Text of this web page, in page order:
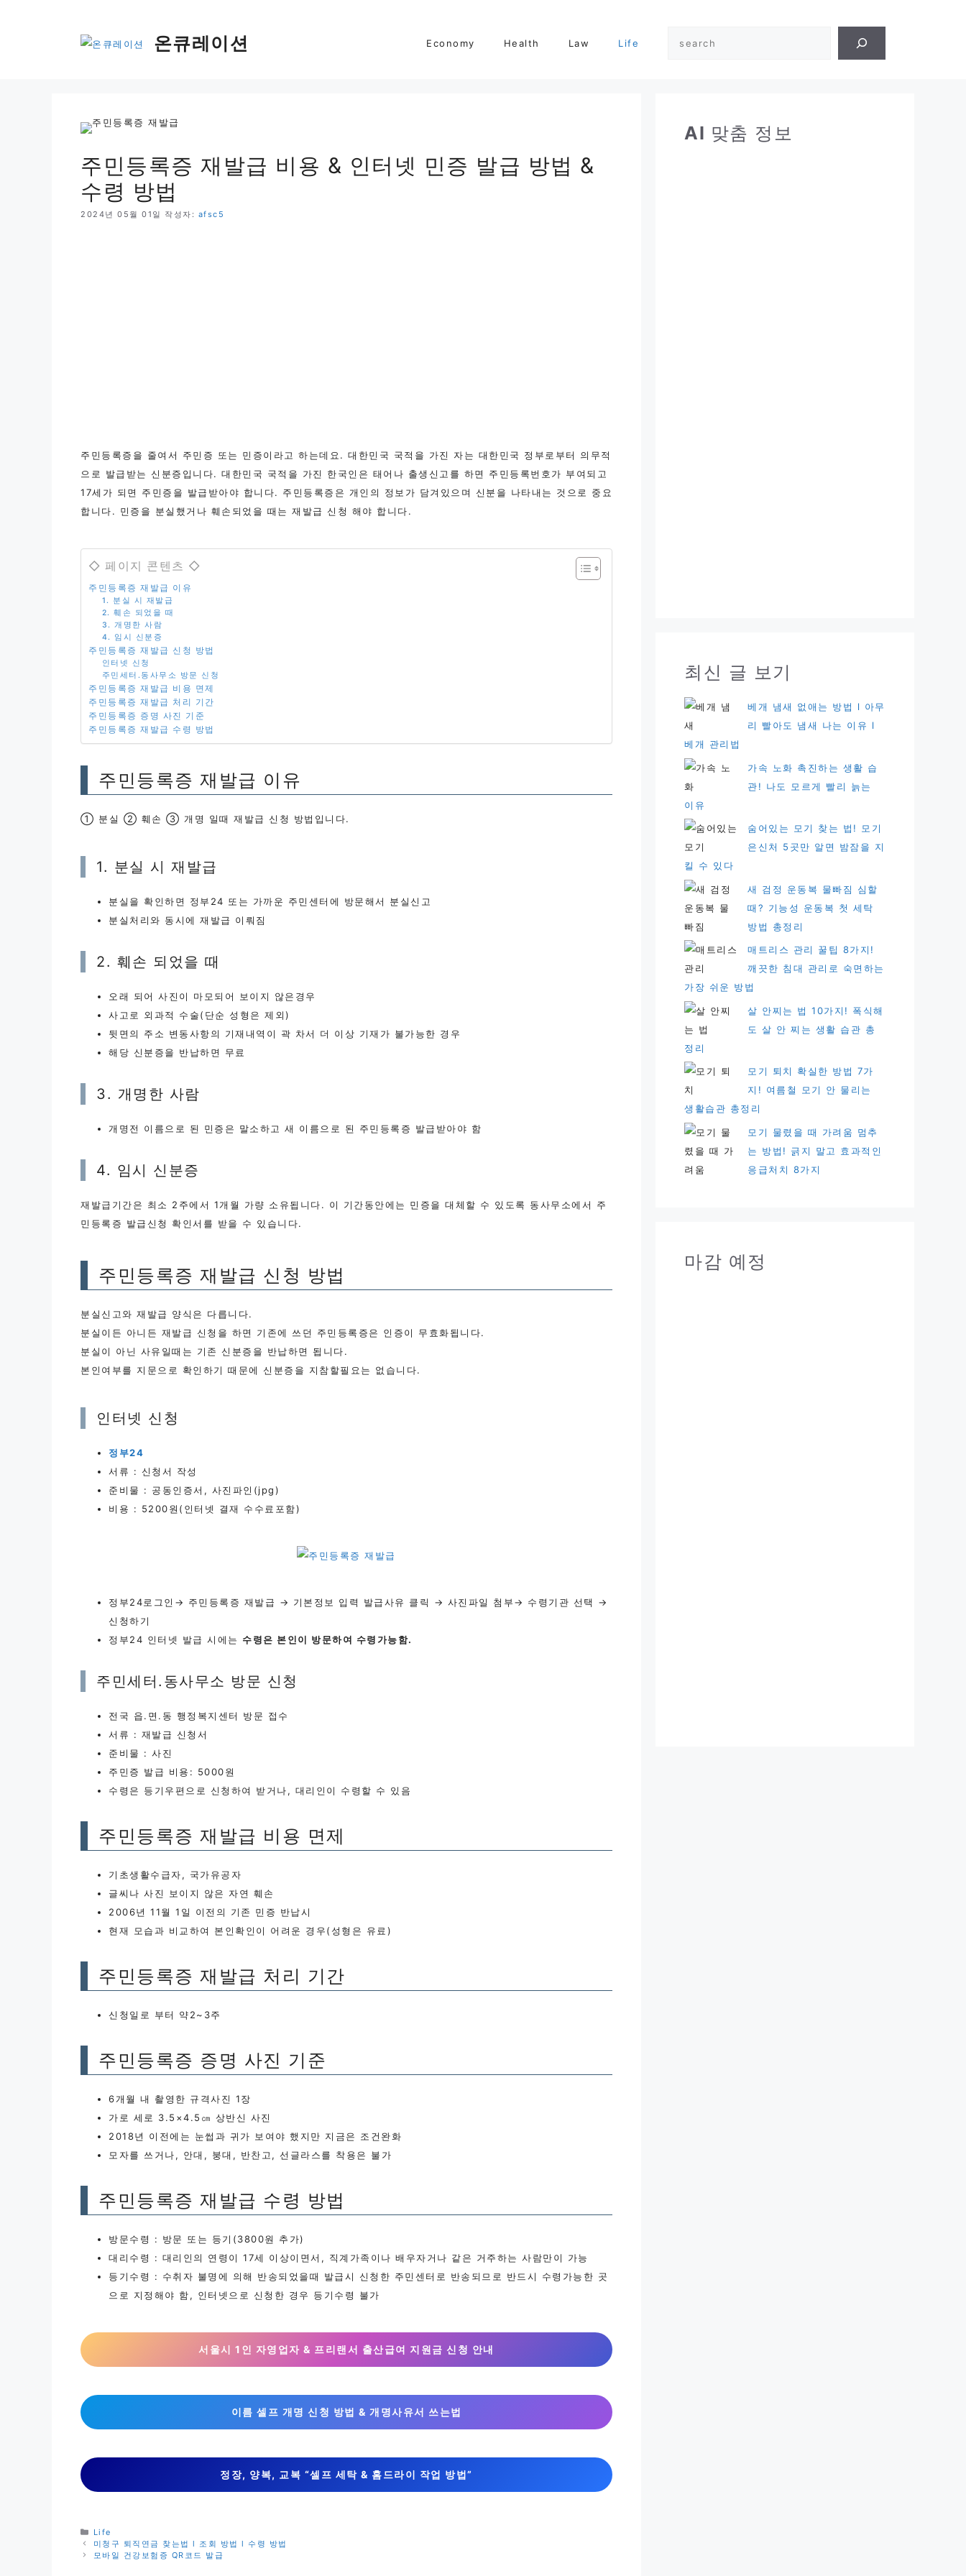
온큐레이션 Economy Health Law Life
주민등록증 재발급 비용 & 인터넷 민증 발급 방법 &
수령 방법
2024년 05월 01일 작성자: afsc5
주민등록증을 줄여서 주민증 또는 민증이라고 하는데요. 대한민국 국적을 가진 자는 대한민국 정부로부터 의무적
으로 발급받는 신분증입니다. 대한민국 국적을 가진 한국인은 태어나 출생신고를 하면 주민등록번호가 부여되고
17세가 되면 주민증을 발급받아야 합니다. 주민등록증은 개인의 정보가 담겨있으며 신분을 나타내는 것으로 중요
합니다. 민증을 분실했거나 훼손되었을 때는 재발급 신청 해야 합니다.
◇ 페이지 콘텐츠 ◇
주민등록증 재발급 이유
1. 분실 시 재발급
2. 훼손 되었을 때
3. 개명한 사람
4. 임시 신분증
주민등록증 재발급 신청 방법
인터넷 신청
주민세터.동사무소 방문 신청
주민등록증 재발급 비용 면제
주민등록증 재발급 처리 기간
주민등록증 증명 사진 기준
주민등록증 재발급 수령 방법
주민등록증 재발급 이유
① 분실 ② 훼손 ③ 개명 일때 재발급 신청 방법입니다.
1. 분실 시 재발급
분실을 확인하면 정부24 또는 가까운 주민센터에 방문해서 분실신고
분실처리와 동시에 재발급 이뤄짐
2. 훼손 되었을 때
오래 되어 사진이 마모되어 보이지 않은경우
사고로 외과적 수술(단순 성형은 제외)
뒷면의 주소 변동사항의 기재내역이 곽 차서 더 이상 기재가 불가능한 경우
해당 신분증을 반납하면 무료
3. 개명한 사람
개명전 이름으로 된 민증은 말소하고 새 이름으로 된 주민등록증 발급받아야 함
4. 임시 신분증
재발급기간은 최소 2주에서 1개월 가량 소유됩니다. 이 기간동안에는 민증을 대체할 수 있도록 동사무소에서 주
민등록증 발급신청 확인서를 받을 수 있습니다.
주민등록증 재발급 신청 방법
분실신고와 재발급 양식은 다릅니다.
분실이든 아니든 재발급 신청을 하면 기존에 쓰던 주민등록증은 인증이 무효화됩니다.
분실이 아닌 사유일때는 기존 신분증을 반납하면 됩니다.
본인여부를 지문으로 확인하기 때문에 신분증을 지참할필요는 없습니다.
인터넷 신청
정부24
서류 : 신청서 작성
준비물 : 공동인증서, 사진파인(jpg)
비용 : 5200원(인터넷 결재 수수료포함)
정부24로그인→ 주민등록증 재발급 → 기본정보 입력 발급사유 클릭 → 사진파일 첨부→ 수령기관 선택 →
신청하기
정부24 인터넷 발급 시에는 수령은 본인이 방문하여 수령가능함.
주민세터.동사무소 방문 신청
전국 읍.면.동 행정복지센터 방문 접수
서류 : 재발급 신청서
준비물 : 사진
주민증 발급 비용: 5000원
수령은 등기우편으로 신청하여 받거나, 대리인이 수령할 수 있음
주민등록증 재발급 비용 면제
기초생활수급자, 국가유공자
글씨나 사진 보이지 않은 자연 훼손
2006년 11월 1일 이전의 기존 민증 반납시
현재 모습과 비교하여 본인확인이 어려운 경우(성형은 유료)
주민등록증 재발급 처리 기간
신청일로 부터 약2~3주
주민등록증 증명 사진 기준
6개월 내 촬영한 규격사진 1장
가로 세로 3.5×4.5㎝ 상반신 사진
2018년 이전에는 눈썹과 귀가 보여야 했지만 지금은 조건완화
모자를 쓰거나, 안대, 붕대, 반찬고, 선글라스를 착용은 불가
주민등록증 재발급 수령 방법
방문수령 : 방문 또는 등기(3800원 추가)
대리수령 : 대리인의 연령이 17세 이상이면서, 직계가족이나 배우자거나 같은 거주하는 사람만이 가능
등기수령 : 수취자 불명에 의해 반송되었을때 발급시 신청한 주민센터로 반송되므로 반드시 수령가능한 곳
으로 지정해야 함, 인터넷으로 신청한 경우 등기수령 불가​
서울시 1인 자영업자 & 프리랜서 출산급여 지원금 신청 안내
이름 셀프 개명 신청 방법 & 개명사유서 쓰는법
정장, 양복, 교복 “셀프 세탁 & 홈드라이 작업 방법”
카
테
고
Life
미청구 퇴직연금 찾는법 l 조회 방법 l 수령 방법
모바일 건강보험증 QR코드 발급
AI 맞춤 정보
최신 글 보기
베개 냄새 없애는 방법 l 아무
리 빨아도 냄새 나는 이유 l
베개 관리법
가속 노화 촉진하는 생활 습
관! 나도 모르게 빨리 늙는
이유
숨어있는 모기 찾는 법! 모기
은신처 5곳만 알면 밤잠을 지
킬 수 있다
새 검정 운동복 물빠짐 심할
때? 기능성 운동복 첫 세탁
방법 총정리
매트리스 관리 꿀팁 8가지!
깨끗한 침대 관리로 숙면하는
가장 쉬운 방법
살 안찌는 법 10가지! 폭식해
도 살 안 찌는 생활 습관 총
정리
모기 퇴치 확실한 방법 7가
지! 여름철 모기 안 물리는
생활습관 총정리
모기 물렸을 때 가려움 멈추
는 방법! 긁지 말고 효과적인
응급처치 8가지
마감 예정